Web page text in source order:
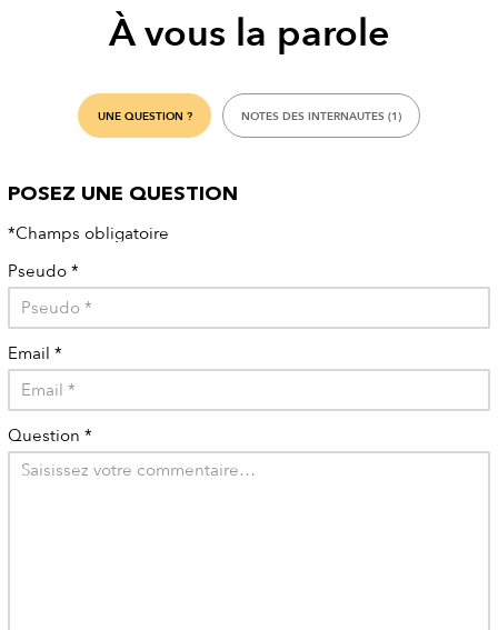
À vous la parole
UNE QUESTION ? NOTES DES INTERNAUTES (1)
POSEZ UNE QUESTION
*Champs obligatoire
Pseudo *
Email *
Question *